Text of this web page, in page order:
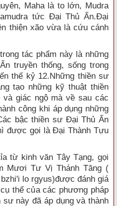
Maha là to lớn, Mudra
tức Ðại Thủ Ấn.Ðại
thiện xão vừa là cứu cánh
tác phẩm này là những
truyền thống, sống trong
thế kỷ 12.Những thiền sư
tạo những kỹ thuật thiền
giác ngộ mà về sau các
công khi áp dụng những
bậc thiền sư Ðại Thủ Ấn
được gọi là Ðại Thành Tựu
từ kinh văn Tây Tạng, gọi
Mươi Tư Vị Thánh Tăng (
lo rgyus)được đánh giá
thể của các phương pháp
này đã áp dụng và thành